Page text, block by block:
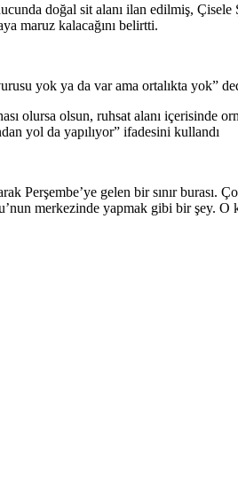
doğal sit alanı ilan edilmiş, Çisele
maruz kalacağını belirtti.
yok ya da var ama ortalıkta yok”
olursa olsun, ruhsat alanı içerisinde
yol da yapılıyor” ifadesini kullandı
Perşembe’ye gelen bir sınır burası.
merkezinde yapmak gibi bir şey.